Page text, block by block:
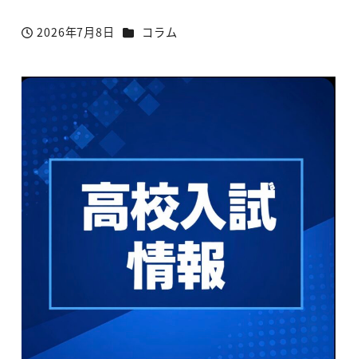
投稿日
2026年7月8日 カテゴリー
コラム